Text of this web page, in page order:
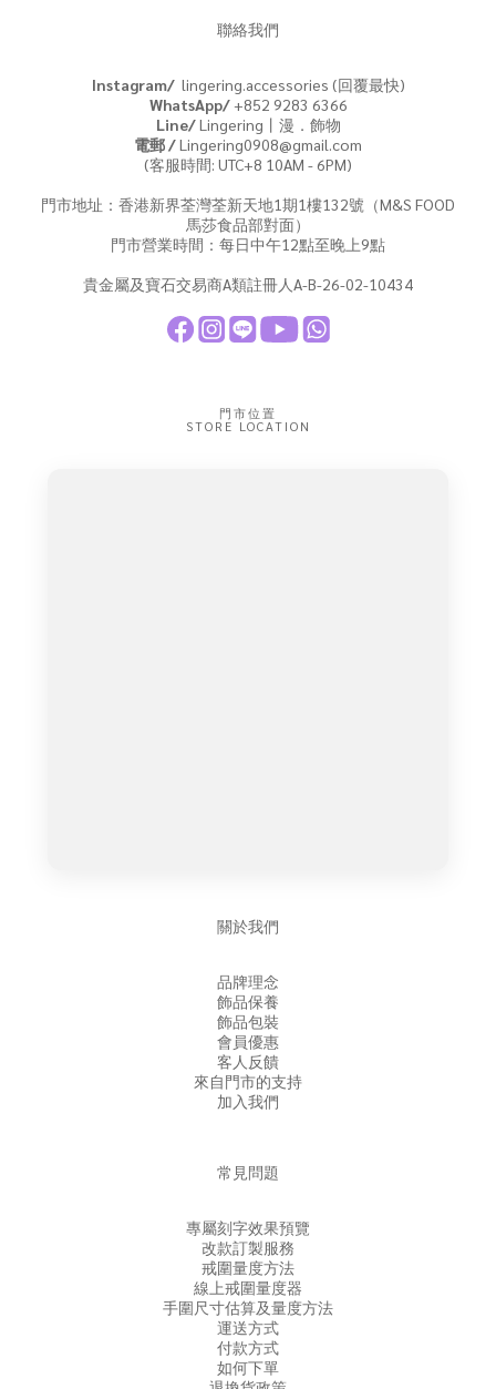
聯絡我們
Instagram/ lingering.accessories (回覆最快)
WhatsApp/+852 9283 6366
Line/Lingering丨漫．飾物
電郵 /Lingering0908@gmail.com
(客服時間: UTC+8 10AM - 6PM)
門市地址：香港新界荃灣荃新天地1期1樓132號（M&S FOOD
馬莎食品部對面）
門市營業時間：每日中午12點至晚上9點
貴金屬及寶石交易商A類註冊人A-B-26-02-10434
門市位置
STORE LOCATION
關於我們
品牌理念
飾品保養
飾品包裝
會員優惠
客人反饋
來自門市的支持
加入我們
常見問題
專屬刻字效果預覽
改款訂製服務
戒圍量度方法
線上戒圍量度器
手圍尺寸估算及量度方法
運送方式
付款方式
如何下單